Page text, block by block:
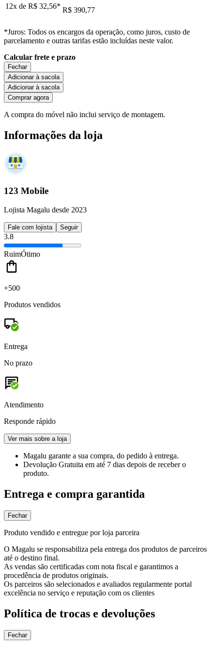
12x de R$ 32,56* R$ 390,77
*Juros: Todos os encargos da operação, como juros, custo de
parcelamento e outras tarifas estão incluídas neste valor.
Calcular frete e prazo
Fechar
Adicionar à sacola
Adicionar à sacola
Comprar agora
A compra do móvel não inclui serviço de montagem.
Informações da loja
123 Mobile
Lojista Magalu desde 2023
Fale com lojista Seguir
3.8
RuimÓtimo
+500
Produtos vendidos
Entrega
No prazo
Atendimento
Responde rápido
Ver mais sobre a loja
Magalu garante a sua compra, do pedido à entrega.
Devolução Gratuita em até 7 dias depois de receber o
produto.
Entrega e compra garantida
Fechar
Produto vendido e entregue por loja parceira
O Magalu se responsabiliza pela entrega dos produtos de parceiros
até o destino final.
As vendas são certificadas com nota fiscal e garantimos a
procedência de produtos originais.
Os parceiros são selecionados e avaliados regularmente portal
excelência no serviço e reputação com os clientes
Política de trocas e devoluções
Fechar